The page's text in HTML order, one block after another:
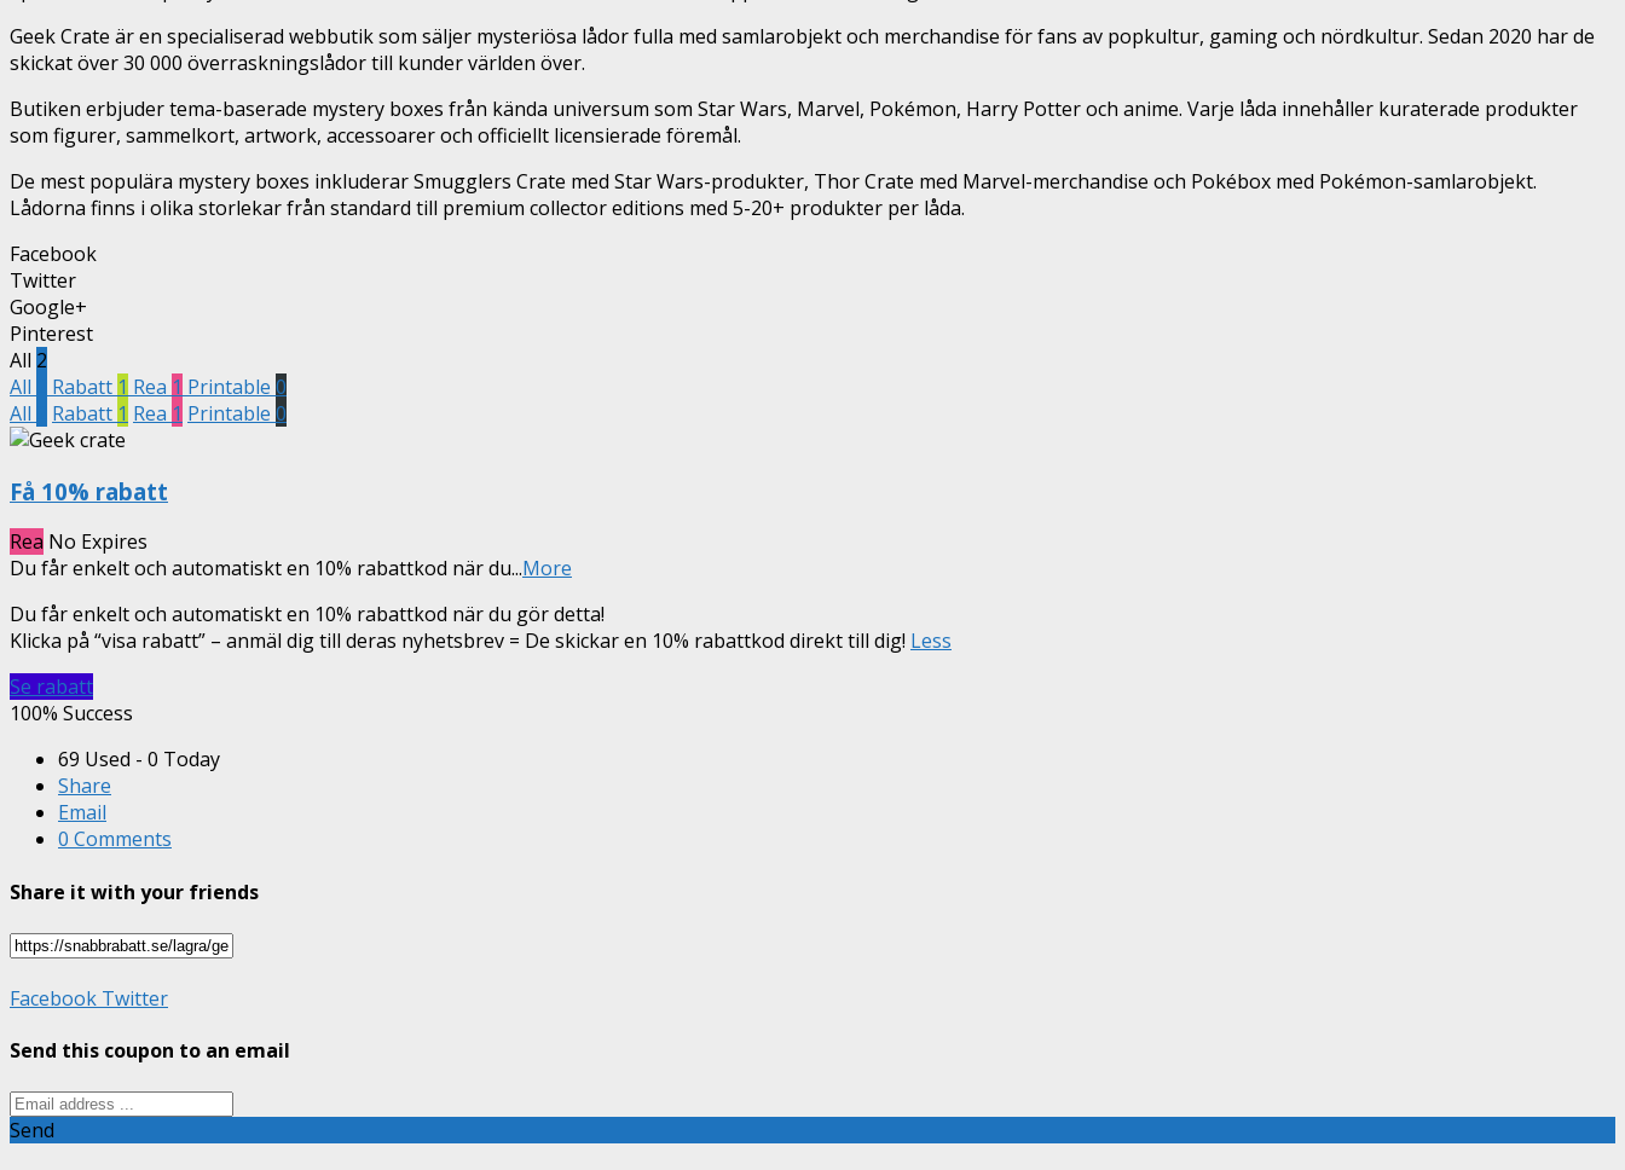
Geek Crate är en specialiserad webbutik som säljer mysteriösa lådor fulla med samlarobjekt och merchandise för fans av popkultur, gaming och nördkultur. Sedan 2020 har de
skickat över 30 000 överraskningslådor till kunder världen över.
Butiken erbjuder tema-baserade mystery boxes från kända universum som Star Wars, Marvel, Pokémon, Harry Potter och anime. Varje låda innehåller kuraterade produkter
som figurer, sammelkort, artwork, accessoarer och officiellt licensierade föremål.
De mest populära mystery boxes inkluderar Smugglers Crate med Star Wars-produkter, Thor Crate med Marvel-merchandise och Pokébox med Pokémon-samlarobjekt.
Lådorna finns i olika storlekar från standard till premium collector editions med 5-20+ produkter per låda.
Facebook
Twitter
Google+
Pinterest
All 2
All
Rabatt 1 Rea 1 Printable 0
All
Rabatt 1 Rea 1 Printable 0
Få 10% rabatt
Rea No Expires
Du får enkelt och automatiskt en 10% rabattkod när du...More
Du får enkelt och automatiskt en 10% rabattkod när du gör detta!
Klicka på “visa rabatt” – anmäl dig till deras nyhetsbrev = De skickar en 10% rabattkod direkt till dig! Less
Se rabatt
100% Success
69 Used - 0 Today
Share
Email
0 Comments
Share it with your friends
Facebook Twitter
Send this coupon to an email
Send